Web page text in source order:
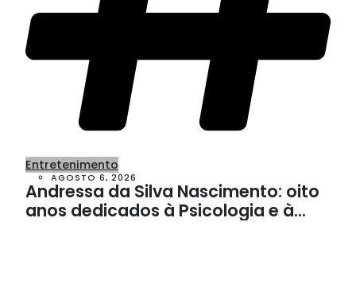
Entretenimento
AGOSTO 6, 2026
Andressa da Silva Nascimento: oito
anos dedicados à Psicologia e à